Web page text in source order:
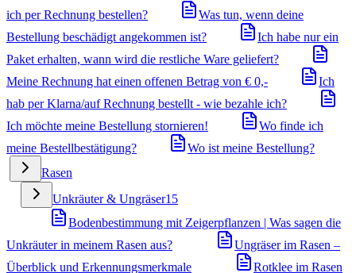
ich per Rechnung bestellen?
Was tun, wenn deine
Bestellung beschädigt angekommen ist?
Ich habe nur ein
Paket erhalten, wann wird die restliche Ware geliefert?
Meine Rechnung hat einen offenen Betrag von € 0,-
Ich
hab per Klarna/auf Rechnung bestellt - wie bezahle ich?
Ich möchte meine Bestellung stornieren!
Wo finde ich
meine Bestellbestätigung?
Wo ist meine Bestellung?
Rasen
Unkräuter & Ungräser15
Bodenbestimmung mit Zeigerpflanzen | Was sagen die
Unkräuter in meinem Rasen aus?
Ungräser im Rasen –
Überblick und Erkennungsmerkmale
Rotklee im Rasen